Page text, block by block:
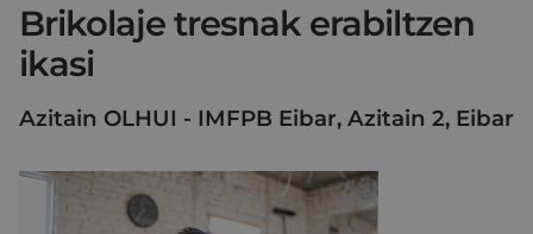
Brikolaje tresnak erabiltzen
ikasi
Azitain OLHUI - IMFPB Eibar, Azitain 2, Eibar